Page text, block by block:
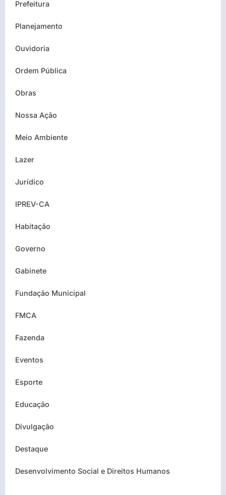
Prefeitura
Planejamento
Ouvidoria
Ordem Pública
Obras
Nossa Ação
Meio Ambiente
Lazer
Jurídico
IPREV-CA
Habitação
Governo
Gabinete
Fundação Municipal
FMCA
Fazenda
Eventos
Esporte
Educação
Divulgação
Destaque
Desenvolvimento Social e Direitos Humanos